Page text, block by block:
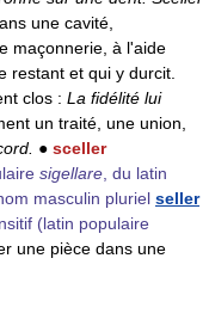
une cavité,
maçonnerie, à l'aide
restant et qui y durcit.
clos : La fidélité lui
un traité, une union,
● sceller
sigellare , du latin
masculin pluriel seller
(latin populaire
une pièce dans une